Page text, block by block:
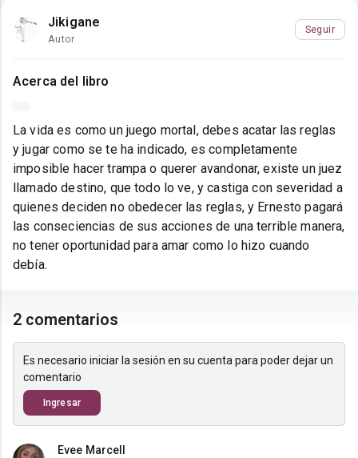
Jikigane
Autor
Seguir
Acerca del libro
La vida es como un juego mortal, debes acatar las reglas
y jugar como se te ha indicado, es completamente
imposible hacer trampa o querer avandonar, existe un juez
llamado destino, que todo lo ve, y castiga con severidad a
quienes deciden no obedecer las reglas, y Ernesto pagará
las conseciencias de sus acciones de una terrible manera,
no tener oportunidad para amar como lo hizo cuando
debía.
2 comentarios
Es necesario iniciar la sesión en su cuenta para poder dejar un
comentario
Ingresar
Evee Marcell